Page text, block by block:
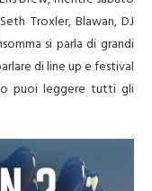
Seth Troxler, Blawan,DJ
si parla di grandi
di line up e festival
puoi leggere tutti gli